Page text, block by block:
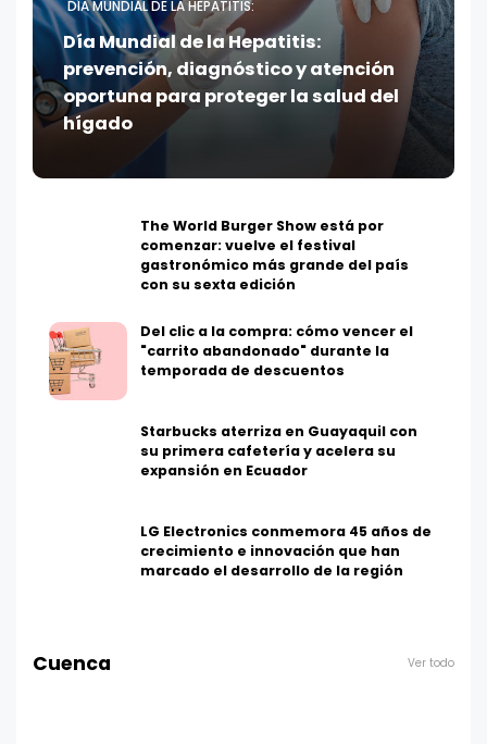
DÍA MUNDIAL DE LA HEPATITIS:
Día Mundial de la Hepatitis:
prevención, diagnóstico y atención
oportuna para proteger la salud del
hígado
The World Burger Show está por
comenzar: vuelve el festival
gastronómico más grande del país
con su sexta edición
Del clic a la compra: cómo vencer el
"carrito abandonado" durante la
temporada de descuentos
Starbucks aterriza en Guayaquil con
su primera cafetería y acelera su
expansión en Ecuador
LG Electronics conmemora 45 años de
crecimiento e innovación que han
marcado el desarrollo de la región
Cuenca Ver todo